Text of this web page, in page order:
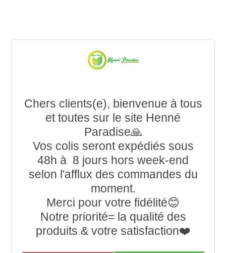
Chers clients(e), bienvenue à tous
et toutes sur le site Henné
Paradise🙏
Vos colis seront expédiés sous
48h à 8 jours hors week-end
selon l'afflux des commandes du
moment.
Merci pour votre fidélité😊
Notre priorité= la qualité des
produits & votre satisfaction❤️